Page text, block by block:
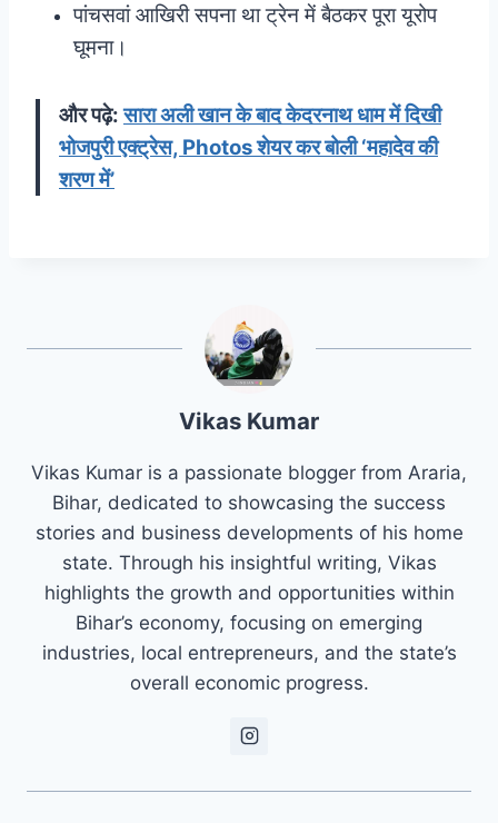
पांचसवां आखिरी सपना था ट्रेन में बैठकर पूरा यूरोप
घूमना।
और पढ़े:सारा अली खान के बाद केदरनाथ धाम में दिखी
भोजपुरी एक्ट्रेस, Photos शेयर कर बोली ‘महादेव की
शरण में’
Vikas Kumar
Vikas Kumar is a passionate blogger from Araria,
Bihar, dedicated to showcasing the success
stories and business developments of his home
state. Through his insightful writing, Vikas
highlights the growth and opportunities within
Bihar’s economy, focusing on emerging
industries, local entrepreneurs, and the state’s
overall economic progress.